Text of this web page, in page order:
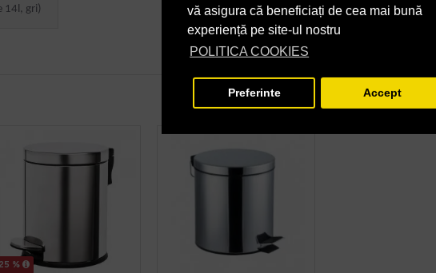
vă asigura că beneficiați de cea mai bună
experiență pe site-ul nostru
POLITICA COOKIES
Preferinte Accept
%
14l, gri)